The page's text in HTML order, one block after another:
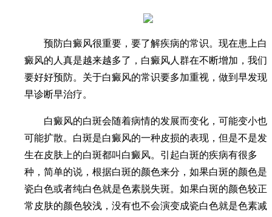
预防白癜风很重要，要了解疾病的常识。现在患上白
癜风的人真是越来越多了，白癜风人群在不断增加，我们
要好好预防。关于白癜风的常识要多加重视，做到早发现
早诊断早治疗。
白癜风的白斑会随着病情的发展而变化，可能变小也
可能扩散。白斑是白癜风的一种皮损的表现，但是不是发
生在皮肤上的白斑都叫白癜风。引起白斑的疾病有很多
种，简单的说，根据白斑的颜色来分，如果白斑的颜色是
瓷白色或者纯白色就是色素脱失斑。如果白斑的颜色较正
常皮肤的颜色较浅，没有也不会演变成瓷白色就是色素减